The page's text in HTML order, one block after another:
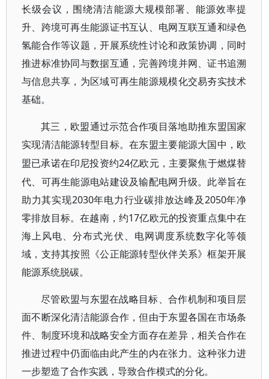
长级会议，围绕清洁能源大规模部署、能源效率提
升、跨境可再生能源证书互认、电网互联互通和绿色
氢能合作等议题，开展系统性讨论和政策协调，同时
推进标准协同与数据互通，完善跨境并网、证书追溯
与信息共享，为区域可再生能源规模化交易夯实技术
基础。
其三，欧盟通过示范合作项目落地助推东盟国家
实现清洁能源转型目标。在东盟主要能源大国中，欧
盟已承诺在印尼投资约24亿欧元，主要聚焦于燃煤替
代、可再生能源电站建设及输配电网升级。此举旨在
助力其实现2030年电力行业碳排放达峰及2050年净
零排放目标。在越南，约17亿欧元的投资重点集中在
海上风电、分布式光伏、电网调度系统数字化等领
域，支持其按照《公正能源转型伙伴关系》框架开展
能源系统脱碳。
尽管欧盟与东盟在战略目标、合作机制和项目层
面不断深化清洁能源合作，但由于东盟各国在市场条
件、制度环境和战略安全方面存在差异，相关合作在
推进过程中仍面临由此产生的内在张力。这种张力进
一步塑造了合作实践，导致合作模式的分化。